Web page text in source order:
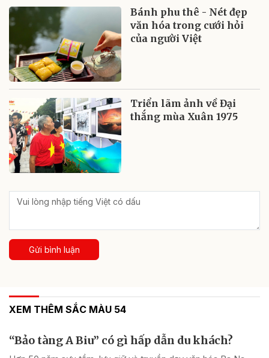
Bánh phu thê - Nét đẹp
văn hóa trong cưới hỏi
của người Việt
Triển lãm ảnh về Đại
thắng mùa Xuân 1975
Gửi bình luận
XEM THÊM SẮC MÀU 54
“Bảo tàng A Biu” có gì hấp dẫn du khách?